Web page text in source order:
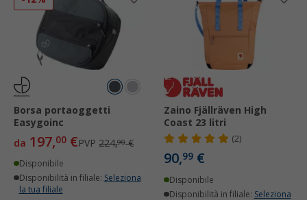
Borsa portaoggetti
Easygoinc
da 197,00 €PVP 224,90€
Disponibile
Disponibilità in filiale: Seleziona
la tua filiale
Zaino Fjällräven High
Coast 23 litri
(2)
90,99 €
Disponibile
Disponibilità in filiale: Seleziona